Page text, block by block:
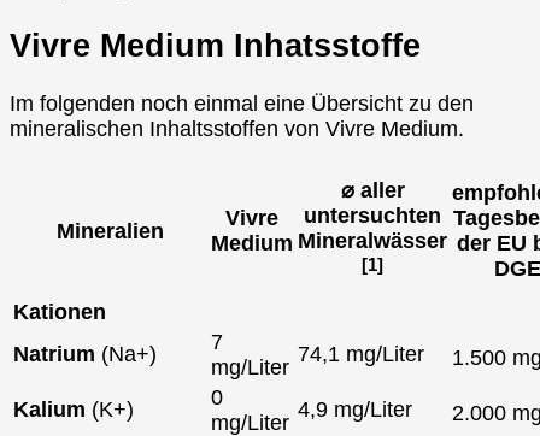
Vivre Medium Inhatsstoffe
Im folgenden noch einmal eine Übersicht zu den
mineralischen Inhaltsstoffen von Vivre Medium.
Mineralien
Vivre
Medium
⌀ aller
untersuchten
Mineralwässer
[1]
der EU
DGE
Kationen
Natrium (Na+)
7
mg/Liter
74,1 mg/Liter 1.500
Kalium (K+)
0
mg/Liter
4,9 mg/Liter 2.000